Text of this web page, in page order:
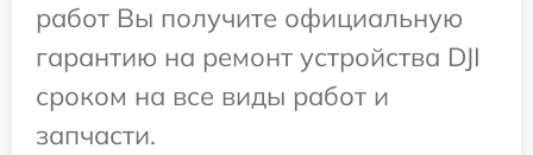
работ Вы получите официальную
гарантию на ремонт устройства DJI
сроком на все виды работ и
запчасти.